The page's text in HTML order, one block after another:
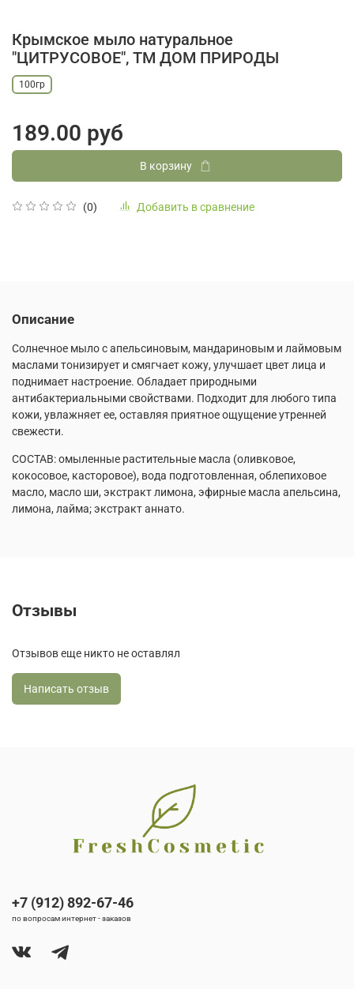
Крымское мыло натуральное
"ЦИТРУСОВОЕ", ТМ ДОМ ПРИРОДЫ
(0) Добавить в сравнение
100гр
189.00 руб
В корзину
Описание
Солнечное мыло с апельсиновым, мандариновым и лаймовым
маслами тонизирует и смягчает кожу, улучшает цвет лица и
поднимает настроение. Обладает природными
антибактериальными свойствами. Подходит для любого типа
кожи, увлажняет ее, оставляя приятное ощущение утренней
свежести.
СОСТАВ: омыленные растительные масла (оливковое,
кокосовое, касторовое), вода подготовленная, облепиховое
масло, масло ши, экстракт лимона, эфирные масла апельсина,
лимона, лайма; экстракт аннато.
Отзывы
Отзывов еще никто не оставлял
Написать отзыв
+7 (912) 892-67-46
по вопросам интернет - заказов